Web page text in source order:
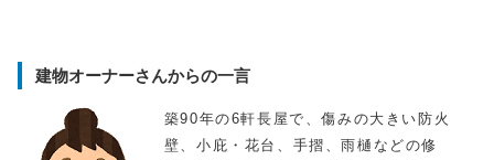
建物オーナーさんからの一言
築90年の6軒長屋で、傷みの大きい防火
壁、小庇・花台、手摺、雨樋などの修